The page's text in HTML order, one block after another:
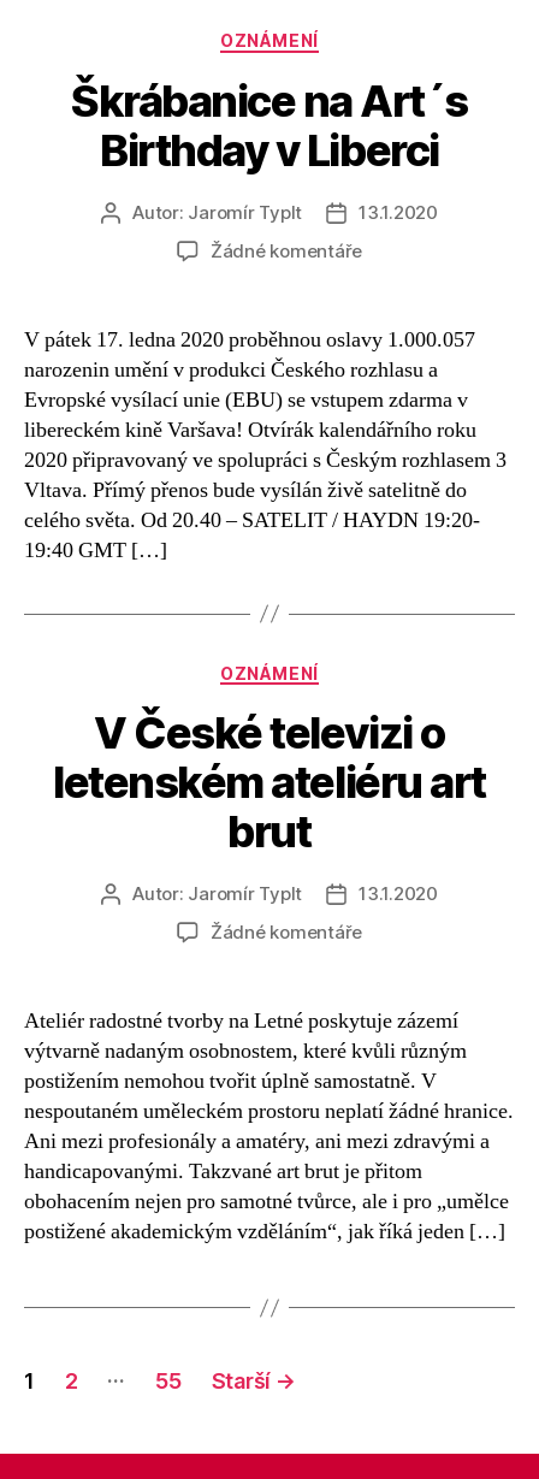
Rubriky
OZNÁMENÍ
Škrábanice na Art´s
Birthday v Liberci
Autor
příspěvku
Autor: Jaromír Typlt
Datum
příspěvku
13.1.2020
Žádné komentářeu
názvem
Škrábanice
na
Art
´s
Birthday
v
Liberci
V pátek 17. ledna 2020 proběhnou oslavy 1.000.057
narozenin umění v produkci Českého rozhlasu a
Evropské vysílací unie (EBU) se vstupem zdarma v
libereckém kině Varšava! Otvírák kalendářního roku
2020 připravovaný ve spolupráci s Českým rozhlasem 3
Vltava. Přímý přenos bude vysílán živě satelitně do
celého světa. Od 20.40 – SATELIT / HAYDN 19:20-
19:40 GMT […]
Rubriky
OZNÁMENÍ
V České televizi o
letenském ateliéru art
brut
Autor
příspěvku
Autor: Jaromír Typlt
Datum
příspěvku
13.1.2020
Žádné komentářeu
názvem
České
televizi
o
letenském
ateliéru
art
brut
Ateliér radostné tvorby na Letné poskytuje zázemí
výtvarně nadaným osobnostem, které kvůli různým
postižením nemohou tvořit úplně samostatně. V
nespoutaném uměleckém prostoru neplatí žádné hranice.
Ani mezi profesionály a amatéry, ani mezi zdravými a
handicapovanými. Takzvané art brut je přitom
obohacením nejen pro samotné tvůrce, ale i pro „umělce
postižené akademickým vzděláním“, jak říká jeden […]
Navigace
příspěvky
1 2 … 55 Starší →